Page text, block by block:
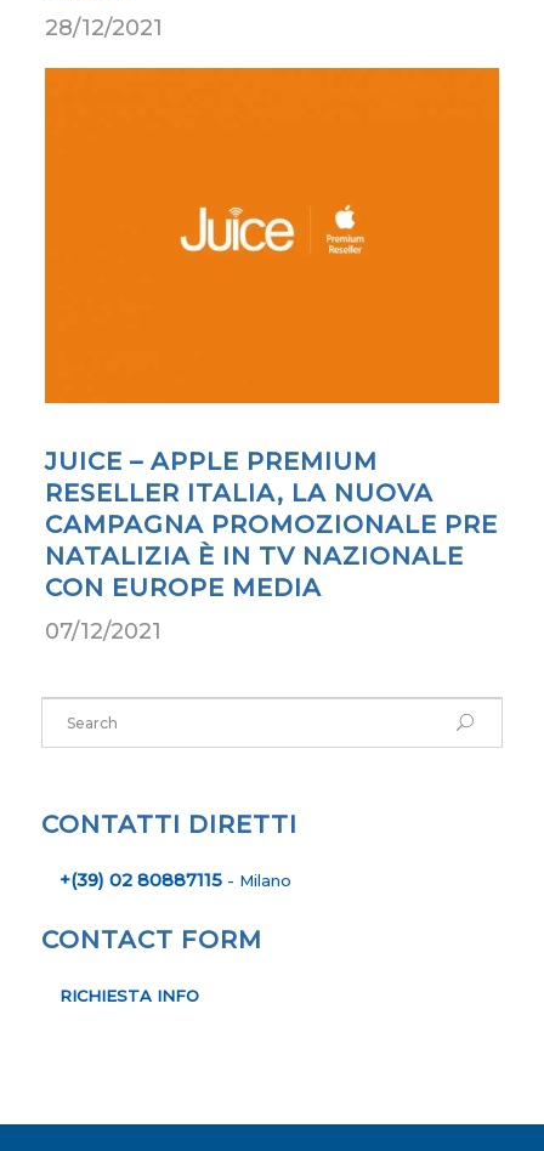
28/12/2021
JUICE – APPLE PREMIUM
RESELLER ITALIA, LA NUOVA
CAMPAGNA PROMOZIONALE PRE
NATALIZIA È IN TV NAZIONALE
CON EUROPE MEDIA
07/12/2021
CONTATTI DIRETTI
+(39) 02 80887115- Milano
CONTACT FORM
RICHIESTA INFO